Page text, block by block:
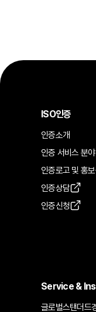
ISO인증
인증소개
인증 서비스 분야
인증로고 및 홍
인증상담
인증신청
Service &
글로벌스탠더드